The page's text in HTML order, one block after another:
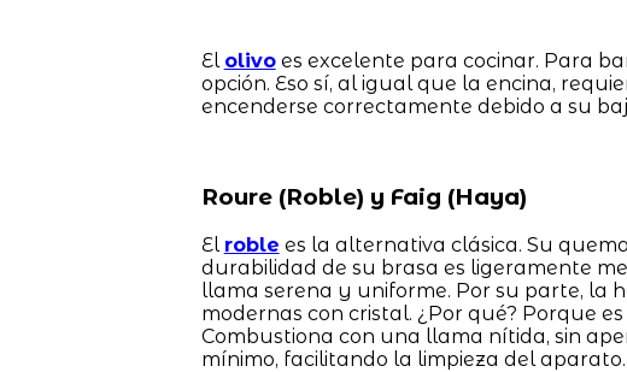
El olivoes excelente para cocinar. Para
opción. Eso sí, al igual que la encina,
encenderse correctamente debido a su
Roure (Roble) y Faig (Haya)
El roble es la alternativa clásica. Su
durabilidad de su brasa es ligeramente
llama serena y uniforme. Por su parte, la
modernas con cristal. ¿Por qué? Porque
Combustiona con una llama nítida, sin
mínimo, facilitando la limpieza del aparato.